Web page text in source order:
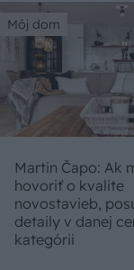
Môj dom
Martin Čapo: Ak
hovoriť o kvalite
novostavieb,
detaily v danej
kategórii